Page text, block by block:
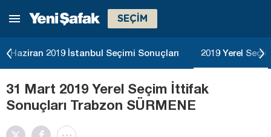
SEÇİM
Haziran 2019 İstanbul Seçimi Sonuçları 2019 Yerel
31 Mart 2019 Yerel Seçim İttifak
Sonuçları Trabzon SÜRMENE